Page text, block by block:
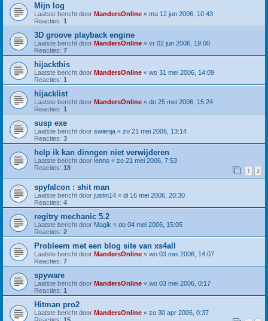
Mijn log
Laatste bericht door MandersOnline « ma 12 jun 2006, 10:43
Reacties: 1
3D groove playback engine
Laatste bericht door MandersOnline « vr 02 jun 2006, 19:00
Reacties: 7
hijackthis
Laatste bericht door MandersOnline « wo 31 mei 2006, 14:09
Reacties: 1
hijacklist
Laatste bericht door MandersOnline « do 25 mei 2006, 15:24
Reacties: 1
susp exe
Laatste bericht door swienja « zo 21 mei 2006, 13:14
Reacties: 3
help ik kan dinngen niet verwijderen
Laatste bericht door lenno « zo 21 mei 2006, 7:53
Reacties: 18 1 2
spyfalcon : shit man
Laatste bericht door justin14 « di 16 mei 2006, 20:30
Reacties: 4
regitry mechanic 5.2
Laatste bericht door Magik « do 04 mei 2006, 15:05
Reacties: 2
Probleem met een blog site van xs4all
Laatste bericht door MandersOnline « wo 03 mei 2006, 14:07
Reacties: 7
spyware
Laatste bericht door MandersOnline « wo 03 mei 2006, 0:17
Reacties: 1
Hitman pro2
Laatste bericht door MandersOnline « zo 30 apr 2006, 0:37